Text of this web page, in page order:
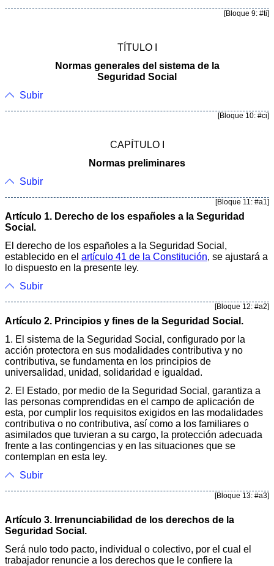
[Bloque 9: #ti]
TÍTULO I
Normas generales del sistema de la
Seguridad Social
Subir
[Bloque 10: #ci]
CAPÍTULO I
Normas preliminares
Subir
[Bloque 11: #a1]
Artículo 1. Derecho de los españoles a la Seguridad
Social.
El derecho de los españoles a la Seguridad Social,
establecido en el artículo 41 de la Constitución, se ajustará a
lo dispuesto en la presente ley.
Subir
[Bloque 12: #a2]
Artículo 2. Principios y fines de la Seguridad Social.
1. El sistema de la Seguridad Social, configurado por la
acción protectora en sus modalidades contributiva y no
contributiva, se fundamenta en los principios de
universalidad, unidad, solidaridad e igualdad.
2. El Estado, por medio de la Seguridad Social, garantiza a
las personas comprendidas en el campo de aplicación de
esta, por cumplir los requisitos exigidos en las modalidades
contributiva o no contributiva, así como a los familiares o
asimilados que tuvieran a su cargo, la protección adecuada
frente a las contingencias y en las situaciones que se
contemplan en esta ley.
Subir
[Bloque 13: #a3]
Artículo 3. Irrenunciabilidad de los derechos de la
Seguridad Social.
Será nulo todo pacto, individual o colectivo, por el cual el
trabajador renuncie a los derechos que le confiere la